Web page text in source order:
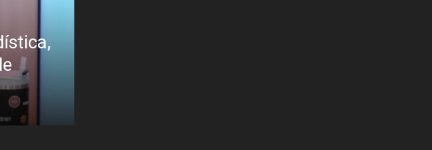
¿Padece Pedro Sánchez el “Síndrome de Hubris”?
Analistas debaten sobre el estilo de liderazgo del
presidente
R.C. Gómez